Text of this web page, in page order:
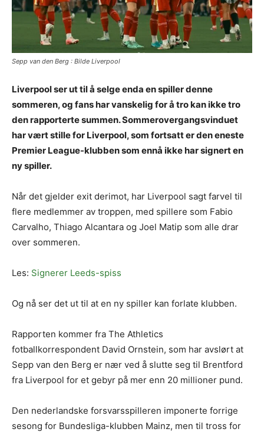
Sepp van den Berg : Bilde Liverpool
Liverpool ser ut til å selge enda en spiller denne
sommeren, og fans har vanskelig for å tro kan ikke tro
den rapporterte summen. Sommerovergangsvinduet
har vært stille for Liverpool, som fortsatt er den eneste
Premier League-klubben som ennå ikke har signert en
ny spiller.
Når det gjelder exit derimot, har Liverpool sagt farvel til
flere medlemmer av troppen, med spillere som Fabio
Carvalho, Thiago Alcantara og Joel Matip som alle drar
over sommeren.
Les: Signerer Leeds-spiss
Og nå ser det ut til at en ny spiller kan forlate klubben.
Rapporten kommer fra The Athletics
fotballkorrespondent David Ornstein, som har avslørt at
Sepp van den Berg er nær ved å slutte seg til Brentford
fra Liverpool for et gebyr på mer enn 20 millioner pund.
Den nederlandske forsvarsspilleren imponerte forrige
sesong for Bundesliga-klubben Mainz, men til tross for